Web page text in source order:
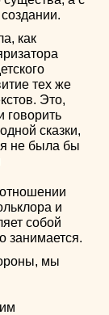
как
тех же
Это,
говорить
сказки,
не была бы
и
собой
занимается.
мы